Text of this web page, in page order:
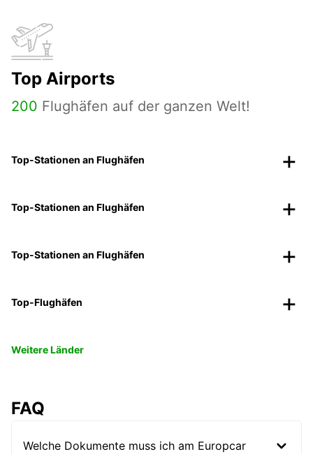
Top Airports
200 Flughäfen auf der ganzen Welt!
Top-Stationen an Flughäfen
Top-Stationen an Flughäfen
Top-Stationen an Flughäfen
Top-Flughäfen
Weitere Länder
FAQ
Welche Dokumente muss ich am Europcar